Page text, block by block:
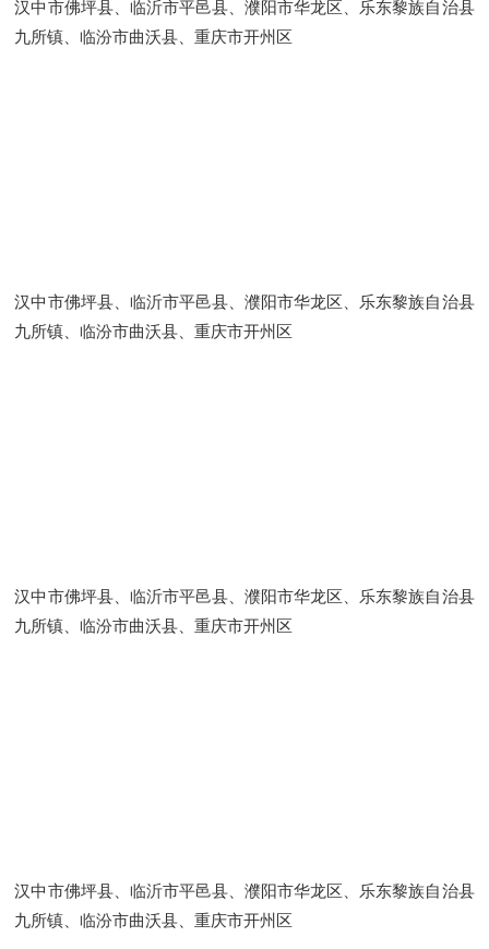
汉中市佛坪县、临沂市平邑县、濮阳市华龙区、乐东黎族自治县
九所镇、临汾市曲沃县、重庆市开州区
汉中市佛坪县、临沂市平邑县、濮阳市华龙区、乐东黎族自治县
九所镇、临汾市曲沃县、重庆市开州区
汉中市佛坪县、临沂市平邑县、濮阳市华龙区、乐东黎族自治县
九所镇、临汾市曲沃县、重庆市开州区
汉中市佛坪县、临沂市平邑县、濮阳市华龙区、乐东黎族自治县
九所镇、临汾市曲沃县、重庆市开州区